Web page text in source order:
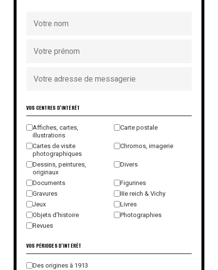
VOS CENTRES D'INTÉRÊT
Affiches, cartes,
illustrations
Carte postale
Cartes de visite
photographiques
Chromos, imagerie
Dessins, peintures,
originaux
Divers
Documents
Figurines
Gravures
IIIe reich & Vichy
Jeux
Livres
Objets d'histoire
Photographies
Revues
VOS PÉRIODES D'INTÉRÊT
Des origines à 1913